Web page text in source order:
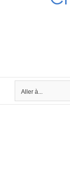
Aller à...